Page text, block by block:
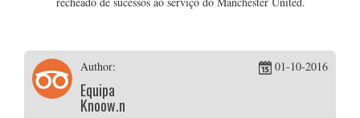
Author:
Equipa
Knoow.net
01-10-2016